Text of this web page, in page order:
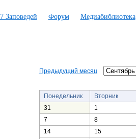
7 Заповедей Форум Медиабиблиотека
Предыдущий месяц
Понедельник
Вторник
31
1
7
8
14
15